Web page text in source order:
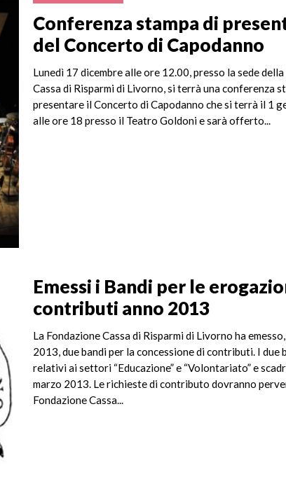
Conferenza stampa di
del Concerto di Capodanno
Lunedì 17 dicembre alle ore 12.00, presso la sede
Cassa di Risparmi di Livorno, si terrà una conferenza
presentare il Concerto di Capodanno che si terrà il 1
alle ore 18 presso il Teatro Goldoni e sarà offerto...
Emessi i Bandi per le
contributi anno 2013
La Fondazione Cassa di Risparmi di Livorno ha emesso,
2013, due bandi per la concessione di contributi. I due
relativi ai settori “Educazione” e “Volontariato” e
marzo 2013. Le richieste di contributo dovranno
Fondazione Cassa...